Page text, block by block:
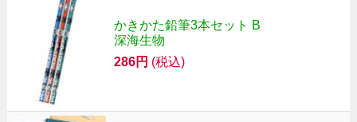
かきかた鉛筆3本セット B
深海生物
286円 (税込)